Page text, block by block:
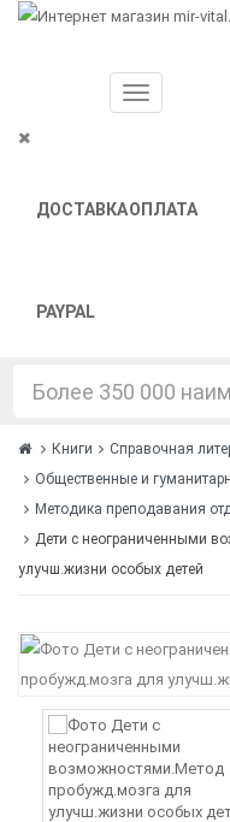
ДОСТАВКАОПЛАТА
PAYPAL
Книги
Справочная
Общественные и
Методика преподавания
Дети с неограниченными
улучш.жизни особых детей